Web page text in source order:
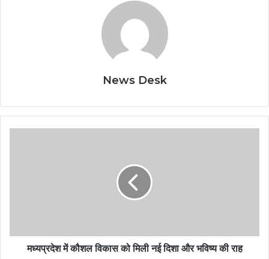
News Desk
मध्यप्रदेश में कौशल विकास को मिली नई दिशा और भविष्य की राह